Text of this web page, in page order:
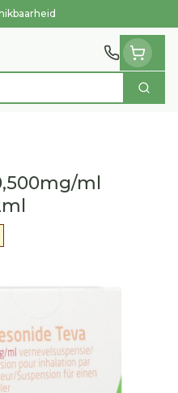
Zoek
ml